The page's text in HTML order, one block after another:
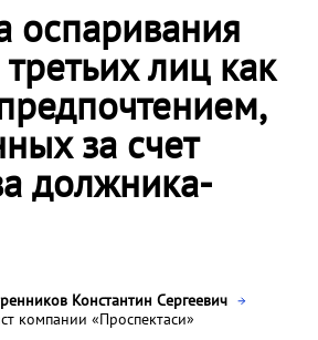
оспаривания
лиц как
за счет
должника-
Константин Сергеевич
компании «Проспектаси»